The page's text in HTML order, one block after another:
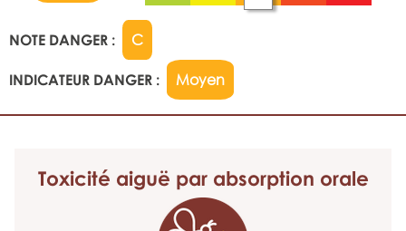
NOTE DANGER : C
INDICATEUR DANGER : Moyen
Toxicité aiguë par absorption orale